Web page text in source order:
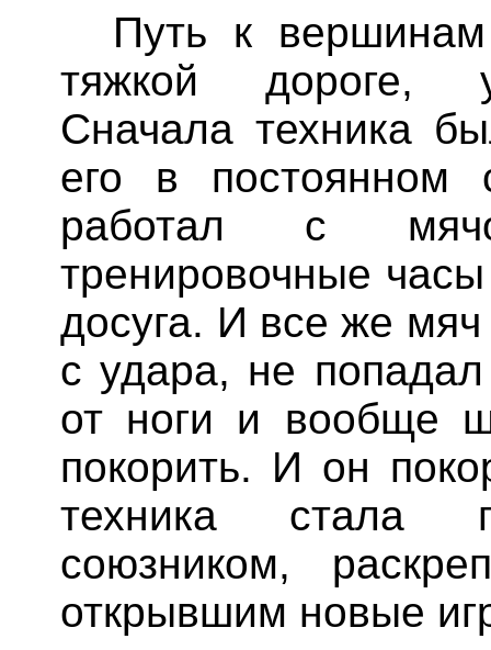
Путь к
тяжкой дороге,
Сначала техника
его в постоянном
работал с
тренировочные
досуга. И все же
с удара, не попадал
от ноги и вообще
покорить. И он
техника стала
союзником,
открывшим новые